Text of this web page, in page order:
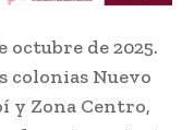
octubre de 2025.
colonias Nuevo
y Zona Centro,